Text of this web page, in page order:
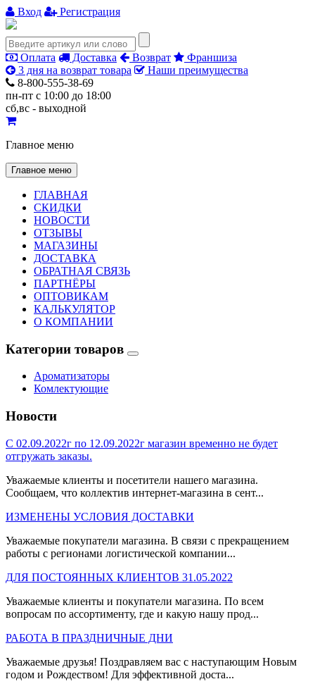
Вход Регистрация
Оплата Доставка Возврат
Франшиза
3 дня на возврат товара
Наши преимущества
8-800-555-38-69
пн-пт с 10:00 до 18:00
сб,вс - выходной
Главное меню
Главное меню
ГЛАВНАЯ
СКИДКИ
НОВОСТИ
ОТЗЫВЫ
МАГАЗИНЫ
ДОСТАВКА
ОБРАТНАЯ СВЯЗЬ
ПАРТНЁРЫ
ОПТОВИКАМ
КАЛЬКУЛЯТОР
О КОМПАНИИ
Категории товаров
Ароматизаторы
Комлектующие
Новости
С 02.09.2022г по 12.09.2022г магазин временно не будет
отгружать заказы.
Уважаемые клиенты и посетители нашего магазина.
Сообщаем, что коллектив интернет-магазина в сент...
ИЗМЕНЕНЫ УСЛОВИЯ ДОСТАВКИ
Уважаемые покупатели магазина. В связи с прекращением
работы с регионами логистической компании...
ДЛЯ ПОСТОЯННЫХ КЛИЕНТОВ 31.05.2022
Уважаемые клиенты и покупатели магазина. По всем
вопросам по ассортименту, где и какую нашу прод...
РАБОТА В ПРАЗДНИЧНЫЕ ДНИ
Уважаемые друзья! Поздравляем вас с наступающим Новым
годом и Рождеством! Для эффективной доста...